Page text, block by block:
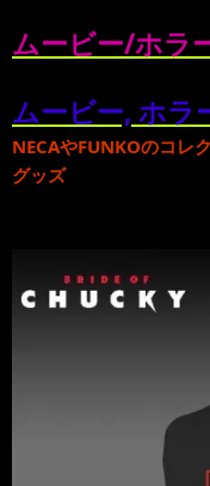
ムービー/ホラ
ムービー, ホラ
NECAやFUNKOのコレ
グッズ